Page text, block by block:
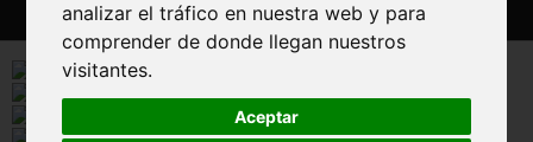
analizar el tráfico en nuestra web y para
comprender de donde llegan nuestros
visitantes.
Aceptar